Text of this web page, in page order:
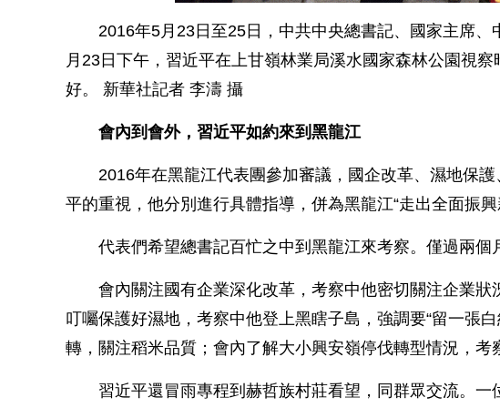
2016年5月23日至25日，中共中央總書記、國家主席、
月23日下午，習近平在上甘嶺林業局溪水國家森林公園視
好。 新華社記者 李濤 攝
會內到會外，習近平如約來到黑龍江
2016年在黑龍江代表團參加審議，國企改革、濕地保護
平的重視，他分別進行具體指導，併為黑龍江“走出全面振興
代表們希望總書記百忙之中到黑龍江來考察。僅過兩個
會內關注國有企業深化改革，考察中他密切關注企業狀
叮囑保護好濕地，考察中他登上黑瞎子島，強調要“留一張
轉，關注稻米品質；會內了解大小興安嶺停伐轉型情況，考
習近平還冒雨專程到赫哲族村莊看望，同群眾交流。一